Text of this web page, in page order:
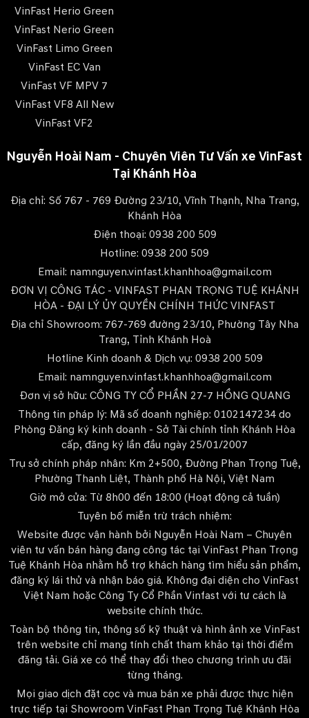
VinFast Herio Green
VinFast Nerio Green
VinFast Limo Green
VinFast EC Van
VinFast VF MPV 7
VinFast VF8 All New
VinFast VF2
Nguyễn Hoài Nam - Chuyên Viên Tư Vấn xe VinFast
Tại Khánh Hòa
Địa chỉ: Số 767 - 769 Đường 23/10, Vĩnh Thạnh, Nha Trang,
Khánh Hòa
Điện thoại: 0938 200 509
Hotline: 0938 200 509
Email: namnguyen.vinfast.khanhhoa@gmail.com
ĐƠN VỊ CÔNG TÁC - VINFAST PHAN TRỌNG TUỆ KHÁNH
HÒA - ĐẠI LÝ ỦY QUYỀN CHÍNH THỨC VINFAST
Địa chỉ Showroom: 767-769 đường 23/10, Phường Tây Nha
Trang, Tỉnh Khánh Hoà
Hotline Kinh doanh & Dịch vụ: 0938 200 509
Email: namnguyen.vinfast.khanhhoa@gmail.com
Đơn vị sở hữu: CÔNG TY CỔ PHẦN 27-7 HỒNG QUANG
Thông tin pháp lý: Mã số doanh nghiệp: 0102147234 do
Phòng Đăng ký kinh doanh - Sở Tài chính tỉnh Khánh Hòa
cấp, đăng ký lần đầu ngày 25/01/2007
Trụ sở chính pháp nhân: Km 2+500, Đường Phan Trọng Tuệ,
Phường Thanh Liệt, Thành phố Hà Nội, Việt Nam
Giờ mở cửa: Từ 8h00 đến 18:00 (Hoạt động cả tuần)
Tuyên bố miễn trừ trách nhiệm:
Website được vận hành bởi Nguyễn Hoài Nam – Chuyên
viên tư vấn bán hàng đang công tác tại VinFast Phan Trọng
Tuệ Khánh Hòa nhằm hỗ trợ khách hàng tìm hiểu sản phẩm,
đăng ký lái thử và nhận báo giá. Không đại diện cho VinFast
Việt Nam hoặc Công Ty Cổ Phần Vinfast với tư cách là
website chính thức.
Toàn bộ thông tin, thông số kỹ thuật và hình ảnh xe VinFast
trên website chỉ mang tính chất tham khảo tại thời điểm
đăng tải. Giá xe có thể thay đổi theo chương trình ưu đãi
từng tháng.
Mọi giao dịch đặt cọc và mua bán xe phải được thực hiện
trực tiếp tại Showroom VinFast Phan Trọng Tuệ Khánh Hòa